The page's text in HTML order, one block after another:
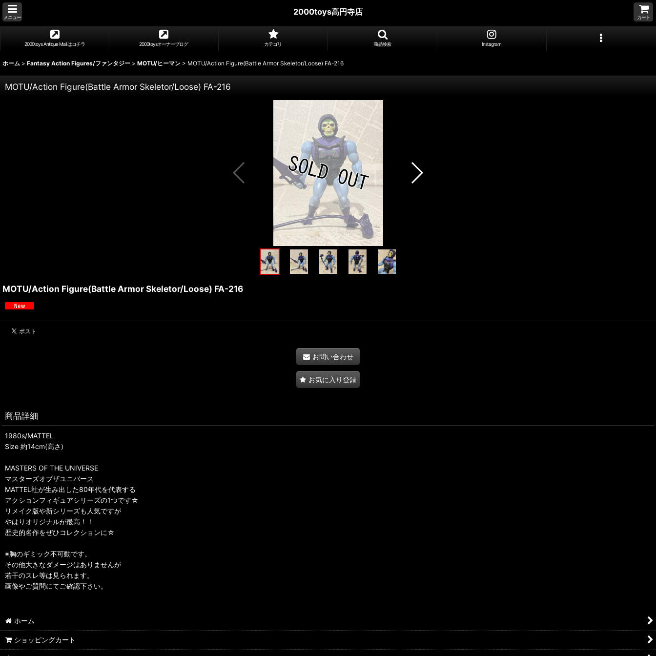
メニュー
2000toys高円寺店
カート
2000toys Antique Mall はコチラ 2000toysオーナーブログ カテゴリ 商品検索 Instagram
ホーム > Fantasy Action Figures/ファンタジー > MOTU/ヒーマン > MOTU/Action Figure(Battle Armor Skeletor/Loose) FA-216
MOTU/Action Figure(Battle Armor Skeletor/Loose) FA-216
MOTU/Action Figure(Battle Armor Skeletor/Loose) FA-216
お問い合わせ
お気に入り登録
商品詳細
1980s/MATTEL
Size 約14cm(高さ)
MASTERS OF THE UNIVERSE
マスターズオブザユニバース
MATTEL社が生み出した80年代を代表する
アクションフィギュアシリーズの1つです☆
リメイク版や新シリーズも人気ですが
やはりオリジナルが最高！！
歴史的名作をぜひコレクションに☆
※胸のギミック不可動です。
その他大きなダメージはありませんが
若干のスレ等は見られます。
画像やご質問にてご確認下さい。
ホーム
ショッピングカート